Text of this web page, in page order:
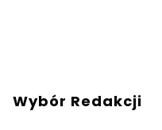
Wybór Redakcji